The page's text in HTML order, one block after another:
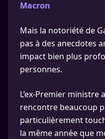
Macron
Mais la notoriété de
pas à des anecdotes
impact bien plus
personnes.
L’ex-Premier ministre
rencontre beaucoup
particulièrement
la même année que